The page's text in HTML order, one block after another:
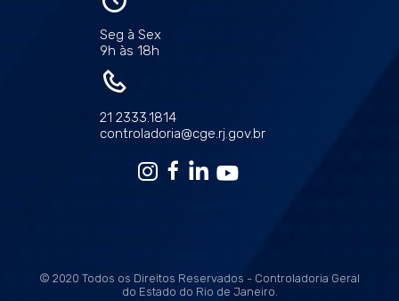
Seg à Sex
9h às 18h
21 2333.1814
controladoria@cge.rj.gov.br
© 2020 Todos os Direitos Reservados - Controladoria Geral
do Estado do Rio de Janeiro.